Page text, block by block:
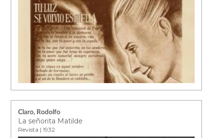
Claro, Rodolfo
La señorita Matilde
Revista | 1932